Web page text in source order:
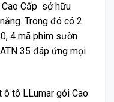
Cao Cấp sở hữu
Trong đó có 2
4 mã phim sườn
ATN 35 đáp ứng mọi
tô LLumar gói Cao